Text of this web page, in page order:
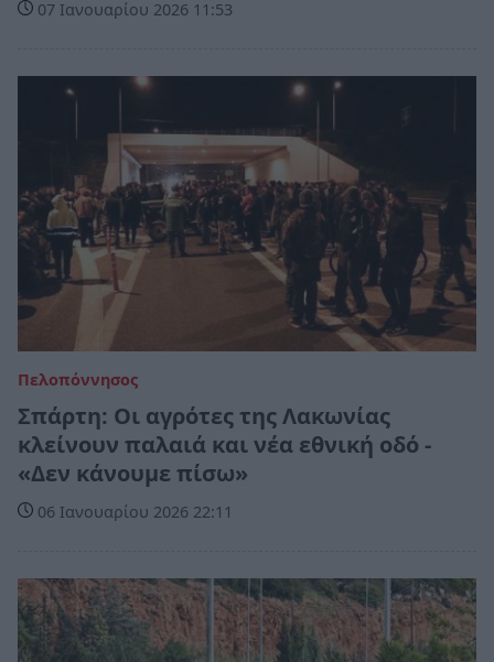
07 Ιανουαρίου 2026 11:53
Πελοπόννησος
Σπάρτη: Οι αγρότες της Λακωνίας
κλείνουν παλαιά και νέα εθνική οδό -
«Δεν κάνουμε πίσω»
06 Ιανουαρίου 2026 22:11